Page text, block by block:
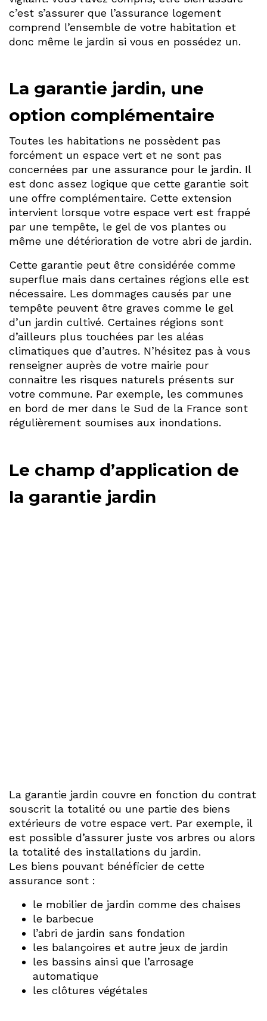
c’est s’assurer que l’assurance logement
comprend l’ensemble de votre habitation et
donc même le jardin si vous en possédez un.
La garantie jardin, une
option complémentaire
Toutes les habitations ne possèdent pas
forcément un espace vert et ne sont pas
concernées par une assurance pour le jardin. Il
est donc assez logique que cette garantie soit
une offre complémentaire. Cette extension
intervient lorsque votre espace vert est frappé
par une tempête, le gel de vos plantes ou
même une détérioration de votre abri de jardin.
Cette garantie peut être considérée comme
superflue mais dans certaines régions elle est
nécessaire. Les dommages causés par une
tempête peuvent être graves comme le gel
d’un jardin cultivé. Certaines régions sont
d’ailleurs plus touchées par les aléas
climatiques que d’autres. N’hésitez pas à vous
renseigner auprès de votre mairie pour
connaitre les risques naturels présents sur
votre commune. Par exemple, les communes
en bord de mer dans le Sud de la France sont
régulièrement soumises aux inondations.
Le champ d’application de
la garantie jardin
La garantie jardin couvre en fonction du contrat
souscrit la totalité ou une partie des biens
extérieurs de votre espace vert. Par exemple, il
est possible d’assurer juste vos arbres ou alors
la totalité des installations du jardin.
Les biens pouvant bénéficier de cette
assurance sont :
le mobilier de jardin comme des chaises
le barbecue
l’abri de jardin sans fondation
les balançoires et autre jeux de jardin
les bassins ainsi que l’arrosage
automatique
les clôtures végétales